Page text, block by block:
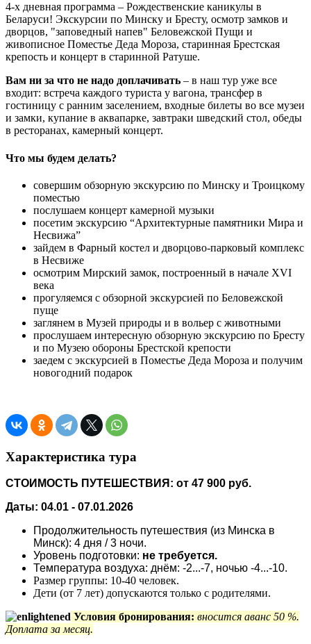
4-х дневная программа – Рождественские каникулы в
Беларуси! Экскурсии по Минску и Бресту, осмотр замков и
дворцов, "заповедный напев" Беловежской Пущи и
живописное Поместье Деда Мороза, старинная Брестская
крепость и концерт в старинной Ратуше.
Вам ни за что не надо доплачивать – в наш тур уже все
входит: встреча каждого туриста у вагона, трансфер в
гостиницу с ранним заселением, входные билеты во все музеи
и замки, купание в аквапарке, завтраки шведский стол, обеды
в ресторанах, камерный концерт.
Что мы будем делать?
совершим обзорную экскурсию по Минску и Троицкому
поместью
послушаем концерт камерной музыки
посетим экскурсию “Архитектурные памятники Мира и
Несвижа”
зайдем в Фарный костел и дворцово-парковый комплекс
в Несвиже
осмотрим Мирский замок, построенный в начале XVI
века
прогуляемся с обзорной экскурсией по Беловежской
пуще
заглянем в Музей природы и в вольер с животными
прослушаем интересную обзорную экскурсию по Бресту
и по Музею обороны Брестской крепости
заедем с экскурсией в Поместье Деда Мороза и получим
новогодний подарок
Характеристика тура
СТОИМОСТЬ ПУТЕШЕСТВИЯ: от 47 900 руб.
Даты: 04.01 - 07.01.2026
Продолжительность путешествия (из Минска в
Минск): 4 дня / 3 ночи.
Уровень подготовки: не требуется.
Температура воздуха: днём: -2...-7, ночью -4...-10.
Размер группы: 10-40 человек.
Дети (от 7 лет) допускаются только с родителями.
Условия бронирования: вносится аванс 50 %.
Доплата за месяц.